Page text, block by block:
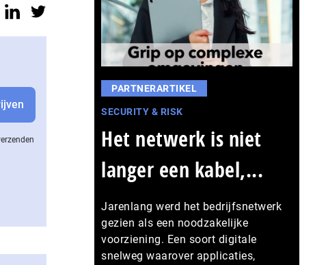
PARTNERARTIKEL
SECURITY & RISK
Het netwerk is niet
langer een kabel,...
Jarenlang werd het bedrijfsnetwerk
gezien als een noodzakelijke
voorziening. Een soort digitale
snelweg waarover applicaties,